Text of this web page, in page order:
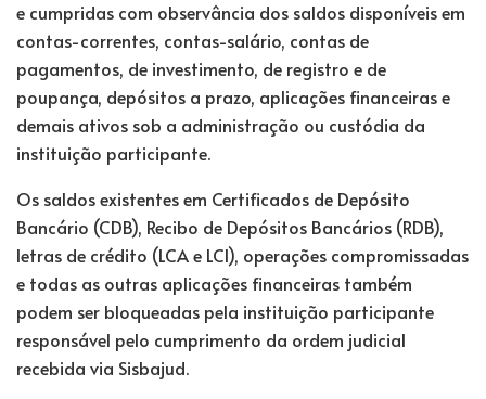
e cumpridas com observância dos saldos disponíveis em
contas-correntes, contas-salário, contas de
pagamentos, de investimento, de registro e de
poupança, depósitos a prazo, aplicações financeiras e
demais ativos sob a administração ou custódia da
instituição participante.
Os saldos existentes em Certificados de Depósito
Bancário (CDB), Recibo de Depósitos Bancários (RDB),
letras de crédito (LCA e LCI), operações compromissadas
e todas as outras aplicações financeiras também
podem ser bloqueadas pela instituição participante
responsável pelo cumprimento da ordem judicial
recebida via Sisbajud.